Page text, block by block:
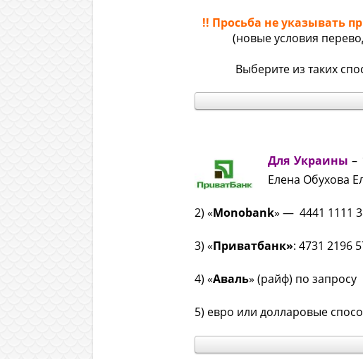
!! Просьба не указывать
(новые условия
Выберите из таких
Для Украины –
Елена Обухова
2) «Monobank» — 4441 1111
3) «Приватбанк»: 4731 2196
4) «Аваль» (райф) по запросу
5) евро или долларовые